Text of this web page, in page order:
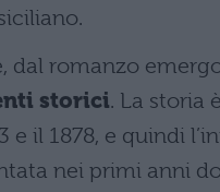
dal romanzo
storici. La storia
e il 1878, e quindi
nei primi anni